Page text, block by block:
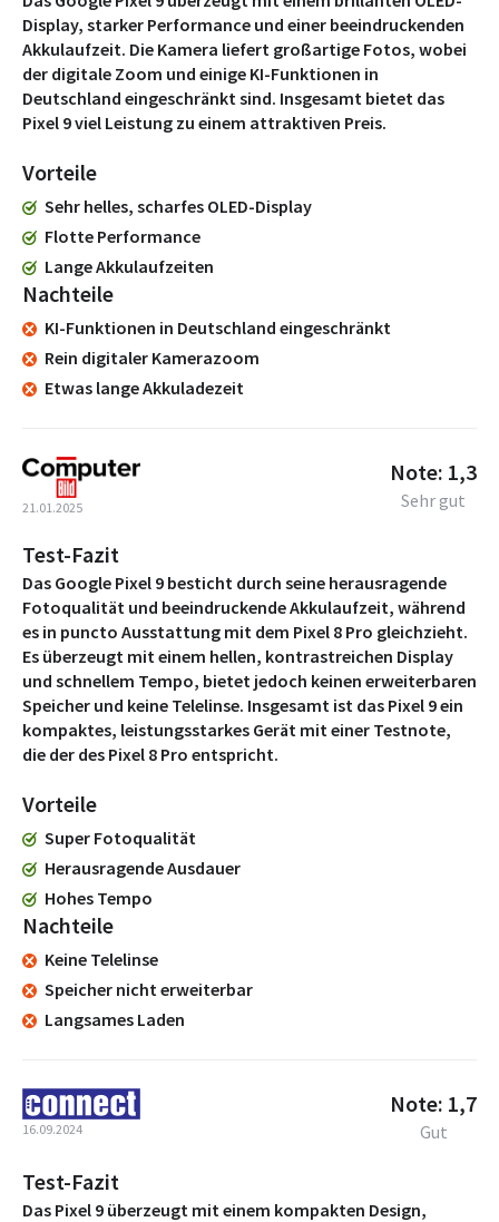
Display, starker Performance und einer beeindruckenden
Akkulaufzeit. Die Kamera liefert großartige Fotos, wobei
der digitale Zoom und einige KI-Funktionen in
Deutschland eingeschränkt sind. Insgesamt bietet das
Pixel 9 viel Leistung zu einem attraktiven Preis.
Vorteile
Sehr helles, scharfes OLED-Display
Flotte Performance
Lange Akkulaufzeiten
Nachteile
KI-Funktionen in Deutschland eingeschränkt
Rein digitaler Kamerazoom
Etwas lange Akkuladezeit
21.01.2025
Note: 1,3
Sehr gut
Test-Fazit
Das Google Pixel 9 besticht durch seine herausragende
Fotoqualität und beeindruckende Akkulaufzeit, während
es in puncto Ausstattung mit dem Pixel 8 Pro gleichzieht.
Es überzeugt mit einem hellen, kontrastreichen Display
und schnellem Tempo, bietet jedoch keinen erweiterbaren
Speicher und keine Telelinse. Insgesamt ist das Pixel 9 ein
kompaktes, leistungsstarkes Gerät mit einer Testnote,
die der des Pixel 8 Pro entspricht.
Vorteile
Super Fotoqualität
Herausragende Ausdauer
Hohes Tempo
Nachteile
Keine Telelinse
Speicher nicht erweiterbar
Langsames Laden
16.09.2024
Note: 1,7
Gut
Test-Fazit
Das Pixel 9 überzeugt mit einem kompakten Design,